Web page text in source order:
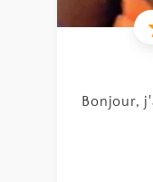
Bonjour,